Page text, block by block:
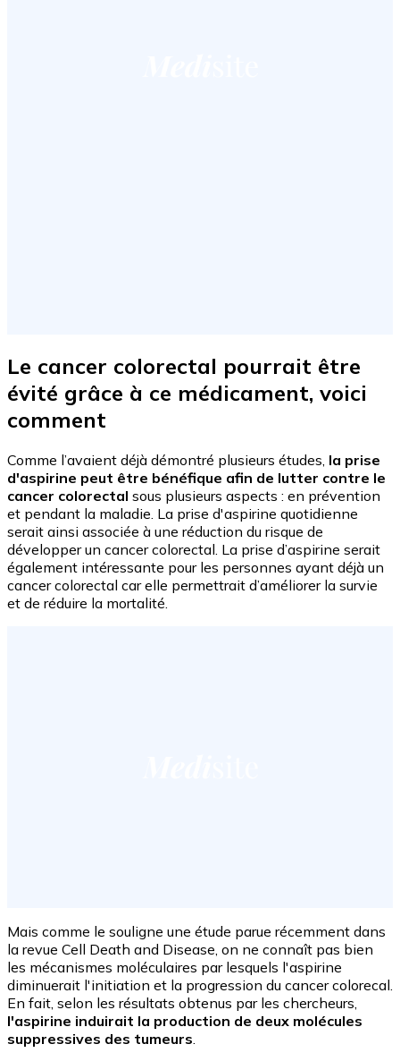
Le cancer colorectal pourrait être
évité grâce à ce médicament, voici
comment
Comme l’avaient déjà démontré plusieurs études, la prise
d'aspirine peut être bénéfique afin de lutter contre le
cancer colorectal sous plusieurs aspects : en prévention
et pendant la maladie. La prise d'aspirine quotidienne
serait ainsi associée à une réduction du risque de
développer un cancer colorectal. La prise d’aspirine serait
également intéressante pour les personnes ayant déjà un
cancer colorectal car elle permettrait d’améliorer la survie
et de réduire la mortalité.
Mais comme le souligne une étude parue récemment dans
la revue Cell Death and Disease, on ne connaît pas bien
les mécanismes moléculaires par lesquels l'aspirine
diminuerait l'initiation et la progression du cancer colorecal.
En fait, selon les résultats obtenus par les chercheurs,
l'aspirine induirait la production de deux molécules
suppressives des tumeurs.